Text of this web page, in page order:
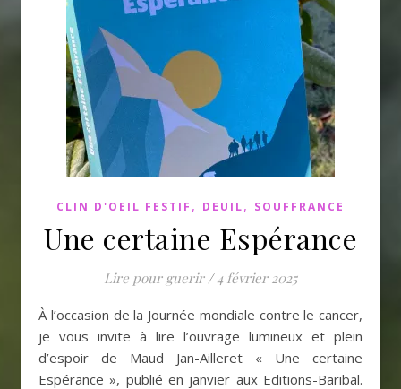
CLIN D'OEIL FESTIF , DEUIL, SOUFFRANCE
Une certaine Espérance
Lire pour guerir / 4 février 2025
À l’occasion de la Journée mondiale contre le cancer,
je vous invite à lire l’ouvrage lumineux et plein
d’espoir de Maud Jan-Ailleret « Une certaine
Espérance », publié en janvier aux Editions-Baribal.